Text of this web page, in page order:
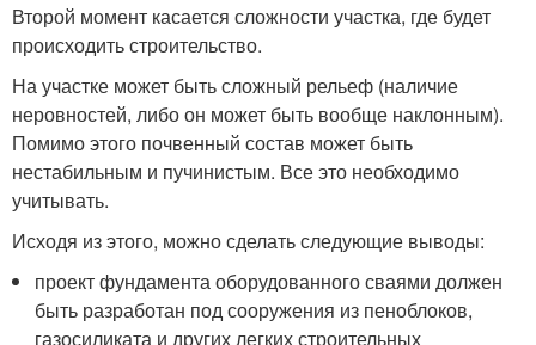
Второй момент касается сложности участка, где будет
происходить строительство.
На участке может быть сложный рельеф (наличие
неровностей, либо он может быть вообще наклонным).
Помимо этого почвенный состав может быть
нестабильным и пучинистым. Все это необходимо
учитывать.
Исходя из этого, можно сделать следующие выводы:
проект фундамента оборудованного сваями должен
быть разработан под сооружения из пеноблоков,
газосиликата и других легких строительных